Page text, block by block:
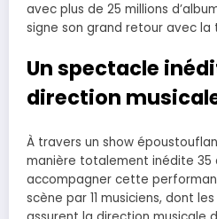
avec plus de 25 millions
signe son grand retour avec la
Un spectacle
direction
À travers un show
manière totalement inédite 35
accompagner cette
scène par 11 musiciens, dont